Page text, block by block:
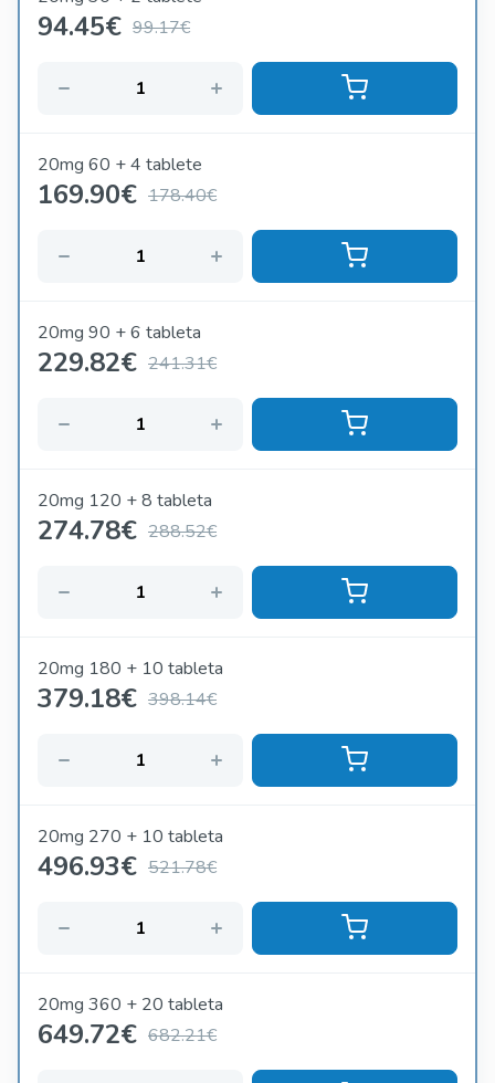
94.45€ 99.17€
20mg 60 + 4 tablete
169.90€ 178.40€
20mg 90 + 6 tableta
229.82€ 241.31€
20mg 120 + 8 tableta
274.78€ 288.52€
20mg 180 + 10 tableta
379.18€ 398.14€
20mg 270 + 10 tableta
496.93€ 521.78€
20mg 360 + 20 tableta
649.72€ 682.21€